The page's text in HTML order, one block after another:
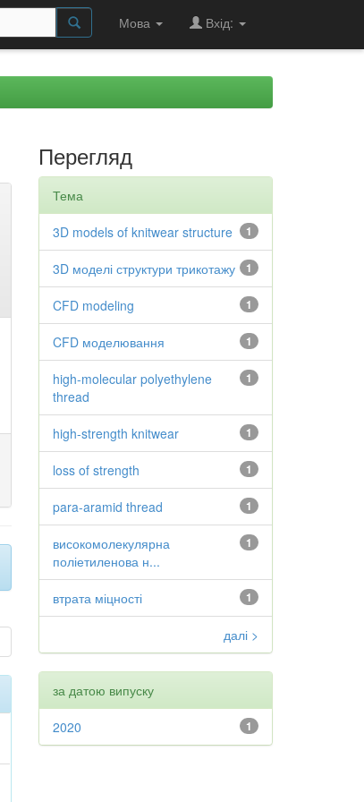
Мова Вхід:
Перегляд
Тема
1
3D models of knitwear structure
1
3D моделі структури трикотажу
1
CFD modeling
1
CFD моделювання
1
high-molecular polyethylene
thread
1
high-strength knitwear
1
loss of strength
1
para-aramid thread
1
високомолекулярна
поліетиленова н...
1
втрата міцності
далі >
за датою випуску
1
2020